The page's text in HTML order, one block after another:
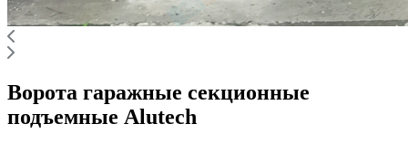
Ворота гаражные секционные
подъемные Alutech